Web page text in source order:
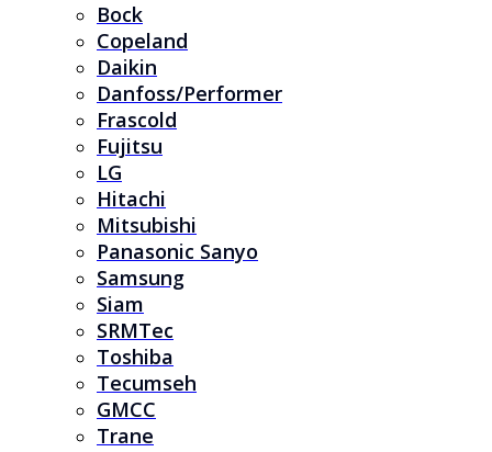
Bock
Copeland
Daikin
Danfoss/Performer
Frascold
Fujitsu
LG
Hitachi
Mitsubishi
Panasonic Sanyo
Samsung
Siam
SRMTec
Toshiba
Tecumseh
GMCC
Trane